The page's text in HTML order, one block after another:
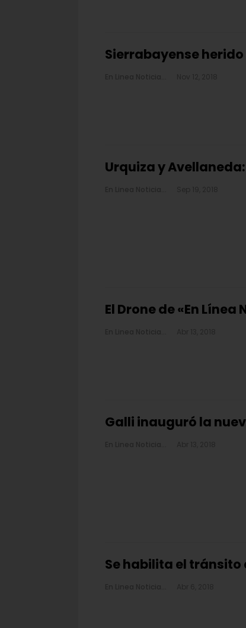
Sierrabayense herido
Urquiza y
El Drone de «En
Galli inauguró la
Se habilita el tránsito